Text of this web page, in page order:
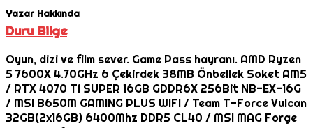
Yazar Hakkında
Duru Bilge
Oyun, dizi ve film sever. Game Pass hayranı. AMD Ryzen
5 7600X 4.70GHz 6 Çekirdek 38MB Önbellek Soket AM5
/ RTX 4070 Ti SUPER 16GB GDDR6X 256Bit NB-EX-16G
/ MSI B650M GAMING PLUS WIFI / Team T-Force Vulcan
32GB(2x16GB) 6400Mhz DDR5 CL40 / MSI MAG Forge